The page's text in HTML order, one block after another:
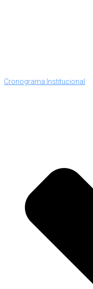
Cronograma Institucional